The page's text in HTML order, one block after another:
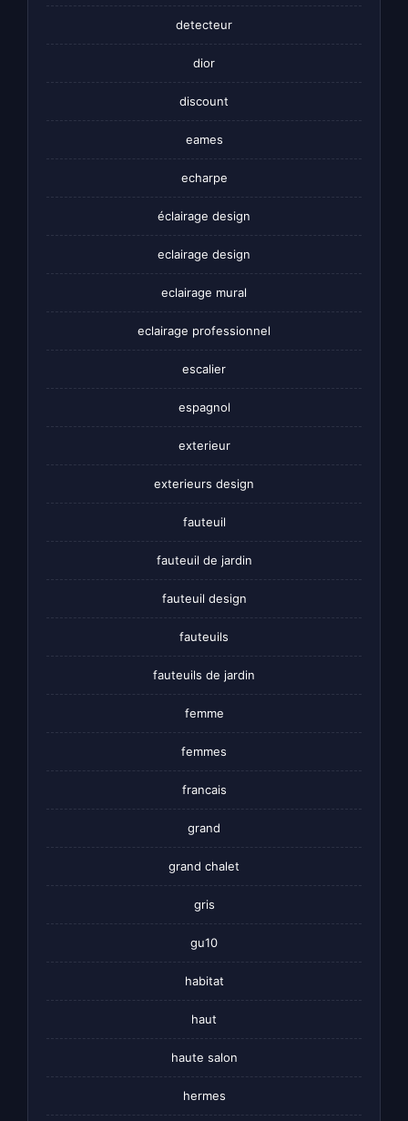
detecteur
dior
discount
eames
echarpe
éclairage design
eclairage design
eclairage mural
eclairage professionnel
escalier
espagnol
exterieur
exterieurs design
fauteuil
fauteuil de jardin
fauteuil design
fauteuils
fauteuils de jardin
femme
femmes
francais
grand
grand chalet
gris
gu10
habitat
haut
haute salon
hermes